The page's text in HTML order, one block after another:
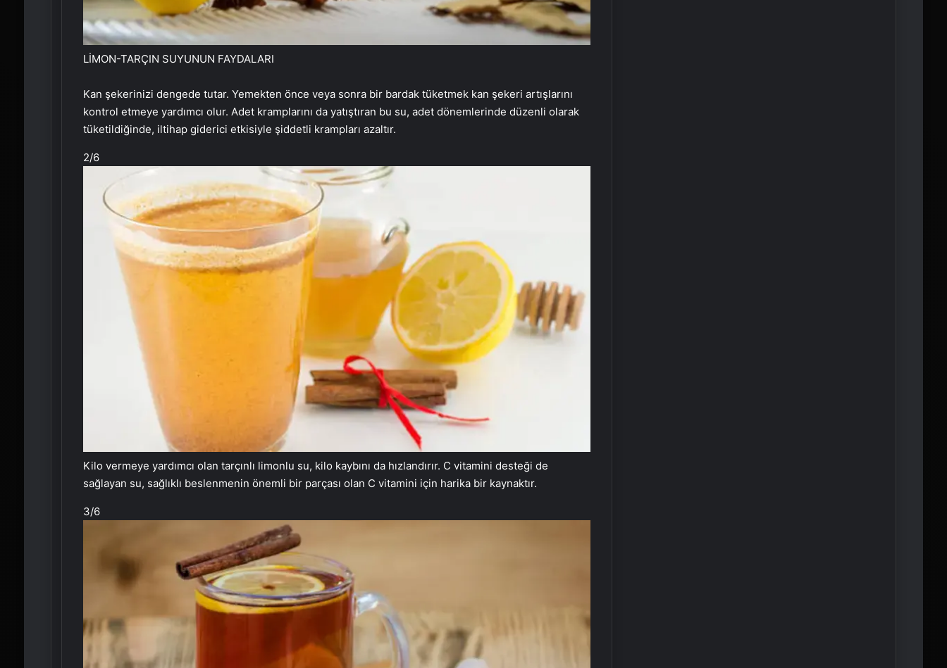
LİMON-TARÇIN SUYUNUN FAYDALARI
Kan şekerinizi dengede tutar. Yemekten önce veya sonra bir bardak tüketmek kan şekeri artışlarını
kontrol etmeye yardımcı olur. Adet kramplarını da yatıştıran bu su, adet dönemlerinde düzenli olarak
tüketildiğinde, iltihap giderici etkisiyle şiddetli krampları azaltır.
2/6
Kilo vermeye yardımcı olan tarçınlı limonlu su, kilo kaybını da hızlandırır. C vitamini desteği de
sağlayan su, sağlıklı beslenmenin önemli bir parçası olan C vitamini için harika bir kaynaktır.
3/6